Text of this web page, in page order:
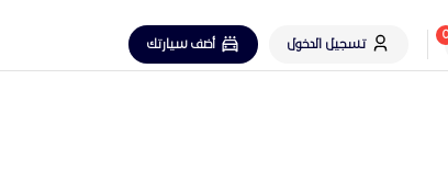
تسجيل الدخول
أضف سيارتك